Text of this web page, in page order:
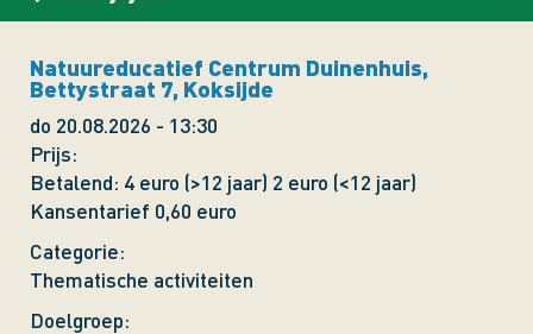
Natuureducatief Centrum Duinenhuis,
Bettystraat 7, Koksijde
do 20.08.2026 - 13:30
Prijs
Betalend: 4 euro (>12 jaar) 2 euro (<12 jaar)
Kansentarief 0,60 euro
Categorie
Thematische activiteiten
Doelgroep